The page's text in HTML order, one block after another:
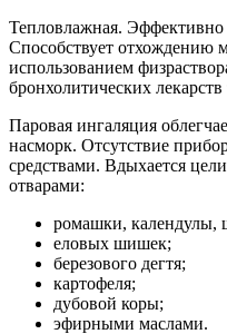
Тепловлажная. Эффективно
Способствует отхождению
использованием
бронхолитических
Паровая ингаляция
насморк. Отсутствие
средствами. Вдыхается
отварами:
ромашки, календулы,
еловых шишек;
березового дегтя;
картофеля;
дубовой коры;
эфирными маслами.